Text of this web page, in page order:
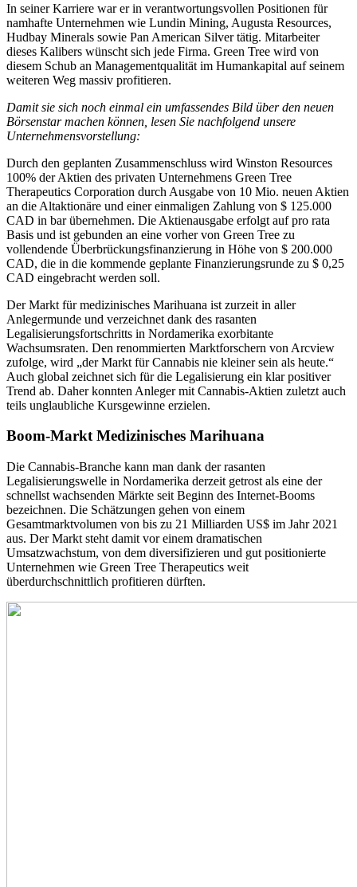
In seiner Karriere war er in verantwortungsvollen Positionen für
namhafte Unternehmen wie Lundin Mining, Augusta Resources,
Hudbay Minerals sowie Pan American Silver tätig. Mitarbeiter
dieses Kalibers wünscht sich jede Firma. Green Tree wird von
diesem Schub an Managementqualität im Humankapital auf seinem
weiteren Weg massiv profitieren.
Damit sie sich noch einmal ein umfassendes Bild über den neuen
Börsenstar machen können, lesen Sie nachfolgend unsere
Unternehmensvorstellung:
Durch den geplanten Zusammenschluss wird Winston Resources
100% der Aktien des privaten Unternehmens Green Tree
Therapeutics Corporation durch Ausgabe von 10 Mio. neuen Aktien
an die Altaktionäre und einer einmaligen Zahlung von $ 125.000
CAD in bar übernehmen. Die Aktienausgabe erfolgt auf pro rata
Basis und ist gebunden an eine vorher von Green Tree zu
vollendende Überbrückungsfinanzierung in Höhe von $ 200.000
CAD, die in die kommende geplante Finanzierungsrunde zu $ 0,25
CAD eingebracht werden soll.
Der Markt für medizinisches Marihuana ist zurzeit in aller
Anlegermunde und verzeichnet dank des rasanten
Legalisierungsfortschritts in Nordamerika exorbitante
Wachsumsraten. Den renommierten Marktforschern von Arcview
zufolge, wird „der Markt für Cannabis nie kleiner sein als heute.“
Auch global zeichnet sich für die Legalisierung ein klar positiver
Trend ab. Daher konnten Anleger mit Cannabis-Aktien zuletzt auch
teils unglaubliche Kursgewinne erzielen.
Boom-Markt Medizinisches Marihuana
Die Cannabis-Branche kann man dank der rasanten
Legalisierungswelle in Nordamerika derzeit getrost als eine der
schnellst wachsenden Märkte seit Beginn des Internet-Booms
bezeichnen. Die Schätzungen gehen von einem
Gesamtmarktvolumen von bis zu 21 Milliarden US$ im Jahr 2021
aus. Der Markt steht damit vor einem dramatischen
Umsatzwachstum, von dem diversifizieren und gut positionierte
Unternehmen wie Green Tree Therapeutics weit
überdurchschnittlich profitieren dürften.